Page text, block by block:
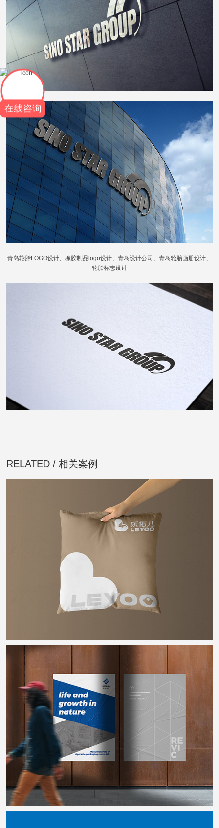
青岛轮胎LOGO设计、橡胶制品logo设计、青岛设计公司、青岛轮胎画册设计、
轮胎标志设计
RELATED / 相关案例
在线咨询